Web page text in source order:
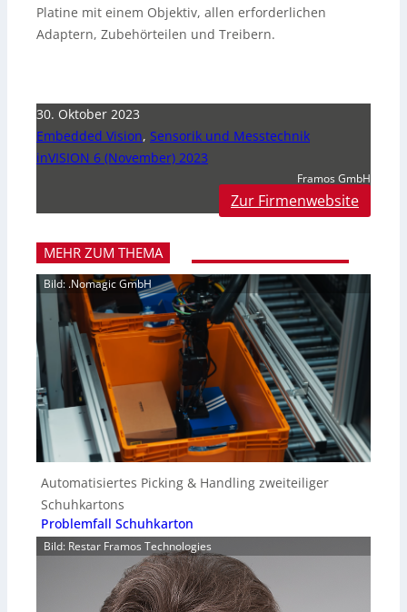
Platine mit einem Objektiv, allen erforderlichen
Adaptern, Zubehörteilen und Treibern.
30. Oktober 2023
Embedded Vision, Sensorik und Messtechnik
inVISION 6 (November) 2023
Framos GmbH
Zur Firmenwebsite
MEHR ZUM THEMA
Bild: .Nomagic GmbH
Automatisiertes Picking & Handling zweiteiliger
Schuhkartons
Problemfall Schuhkarton
Bild: Restar Framos Technologies